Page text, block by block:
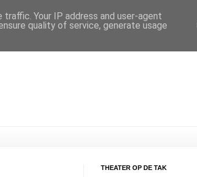
THEATER OP DE TAK
Your IP address and user-agent
quality of service, generate usage